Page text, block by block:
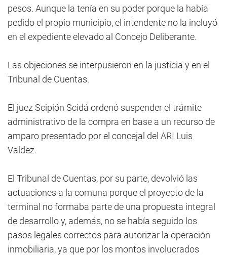
pesos. Aunque la tenía en su poder porque la había
pedido el propio municipio, el intendente no la incluyó
en el expediente elevado al Concejo Deliberante.
Las objeciones se interpusieron en la justicia y en el
Tribunal de Cuentas.
El juez Scipión Scidá ordenó suspender el trámite
administrativo de la compra en base a un recurso de
amparo presentado por el concejal del ARI Luis
Valdez.
El Tribunal de Cuentas, por su parte, devolvió las
actuaciones a la comuna porque el proyecto de la
terminal no formaba parte de una propuesta integral
de desarrollo y, además, no se había seguido los
pasos legales correctos para autorizar la operación
inmobiliaria, ya que por los montos involucrados